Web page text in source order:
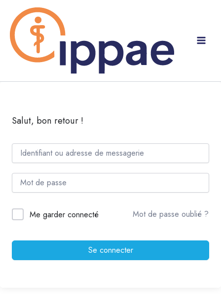
contenu
Salut, bon retour !
Me garder connecté Mot de passe oublié ?
Se connecter